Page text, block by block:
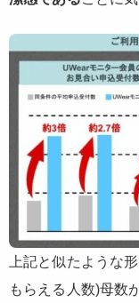
上記と似たような
もらえる人数)母数